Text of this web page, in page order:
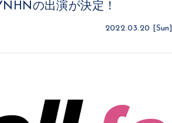
の出演が決定！
2022.03.20 [Sun]